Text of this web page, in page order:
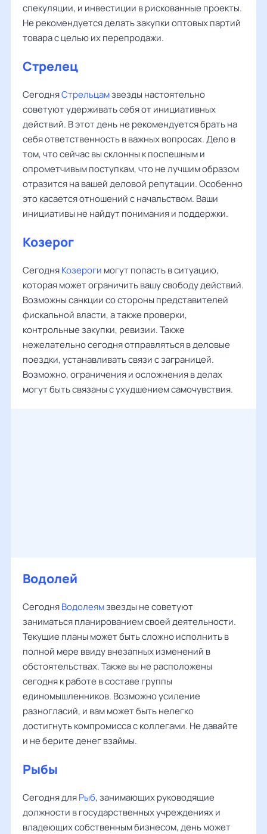
спекуляции, и инвестиции в рискованные проекты.
Не рекомендуется делать закупки оптовых партий
товара с целью их перепродажи.
Стрелец
СегодняСтрельцамзвезды настоятельно
советуют удерживать себя от инициативных
действий. В этот день не рекомендуется брать на
себя ответственность в важных вопросах. Дело в
том, что сейчас вы склонны к поспешным и
опрометчивым поступкам, что не лучшим образом
отразится на вашей деловой репутации. Особенно
это касается отношений с начальством. Ваши
инициативы не найдут понимания и поддержки.
Козерог
СегодняКозероги могут попасть в ситуацию,
которая может ограничить вашу свободу действий.
Возможны санкции со стороны представителей
фискальной власти, а также проверки,
контрольные закупки, ревизии. Также
нежелательно сегодня отправляться в деловые
поездки, устанавливать связи с заграницей.
Возможно, ограничения и осложнения в делах
могут быть связаны с ухудшением самочувствия.
Водолей
СегодняВодолеямзвезды не советуют
заниматься планированием своей деятельности.
Текущие планы может быть сложно исполнить в
полной мере ввиду внезапных изменений в
обстоятельствах. Также вы не расположены
сегодня к работе в составе группы
единомышленников. Возможно усиление
разногласий, и вам может быть нелегко
достигнуть компромисса с коллегами. Не давайте
и не берите денег взаймы.
Рыбы
Сегодня дляРыб, занимающих руководящие
должности в государственных учреждениях и
владеющих собственным бизнесом, день может